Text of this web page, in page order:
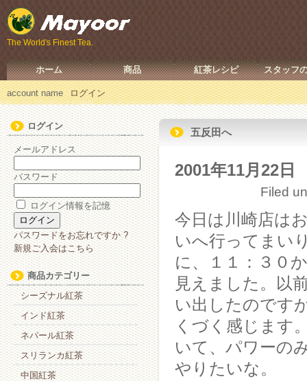
The World's Finest Tea.
ホーム 商品 紅茶レシピ スタッフ
account name ログイン
ログイン
メールアドレス
パスワード
ログイン情報を記憶
パスワードをお忘れですか ?
新規ご入会はこちら
商品カテゴリー
シーズナル紅茶
インド紅茶
ネパール紅茶
スリランカ紅茶
中国紅茶
五反田へ
2001年11月22日
Filed
今日は川崎店は
いへ行ってまい
に、１１：３０
見えました。以
い出したのです
くづく感じます
いて、パワーの
やりたいな。